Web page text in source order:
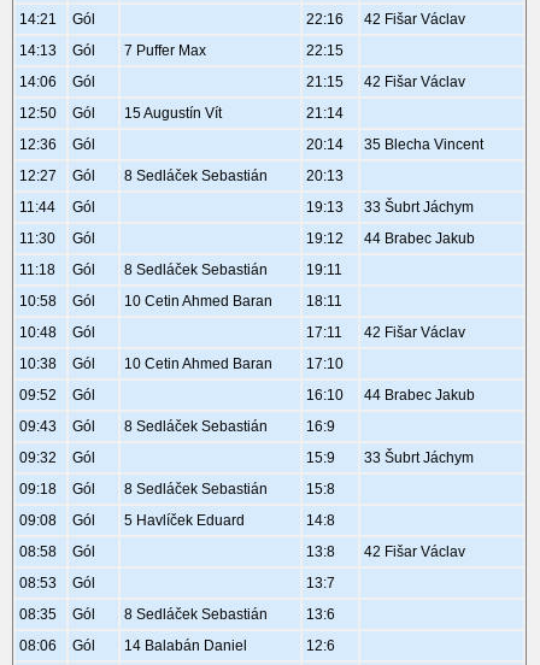
14:21
Gól 22:16
42 Fišar Václav
14:13
Gól 7 Puffer Max
22:15
14:06
Gól 21:15
42 Fišar Václav
12:50
Gól 15 Augustín Vít
21:14
12:36
Gól 20:14
35 Blecha Vincent
12:27
Gól 8 Sedláček Sebastián
20:13
11:44
Gól 19:13
33 Šubrt Jáchym
11:30
Gól 19:12
44 Brabec Jakub
11:18
Gól 8 Sedláček Sebastián
19:11
10:58
Gól 10 Cetin Ahmed Baran
18:11
10:48
Gól 17:11
42 Fišar Václav
10:38
Gól 10 Cetin Ahmed Baran
17:10
09:52
Gól 16:10
44 Brabec Jakub
09:43
Gól 8 Sedláček Sebastián
16:9
09:32
Gól 15:9
33 Šubrt Jáchym
09:18
Gól 8 Sedláček Sebastián
15:8
09:08
Gól 5 Havlíček Eduard
14:8
08:58
Gól 13:8
42 Fišar Václav
08:53
Gól
13:7
08:35
Gól 8 Sedláček Sebastián
13:6
08:06
Gól 14 Balabán Daniel
12:6